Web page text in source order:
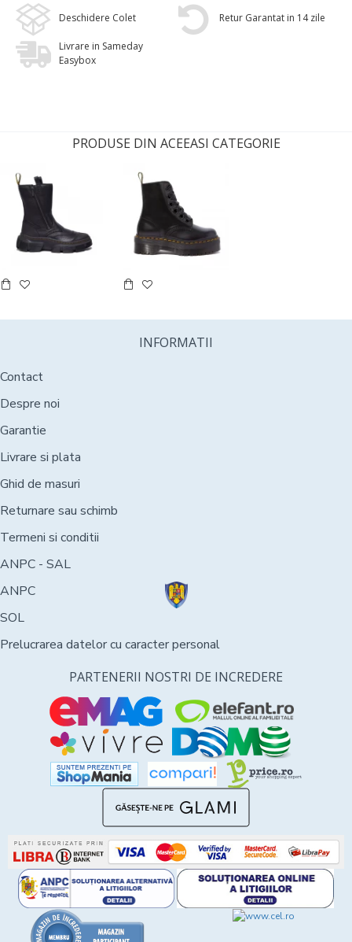
Deschidere Colet Retur Garantat in 14 zile
Livrare in Sameday
Easybox
PRODUSE DIN ACEEASI CATEGORIE
INFORMATII
Contact
Despre noi
Garantie
Livrare si plata
Ghid de masuri
Returnare sau schimb
Termeni si conditii
ANPC - SAL
ANPC
SOL
Prelucrarea datelor cu caracter personal
PARTENERII NOSTRI DE INCREDERE